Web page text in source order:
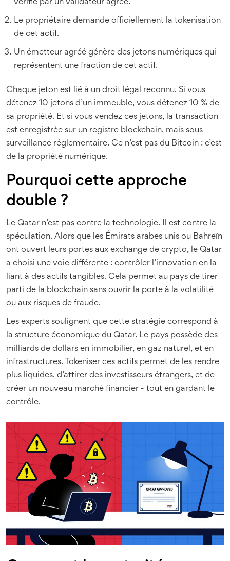
vérifié par un validateur agréé.
Le propriétaire demande officiellement la tokenisation
de cet actif.
Un émetteur agréé génère des jetons numériques qui
représentent une fraction de cet actif.
Chaque jeton est lié à un droit légal reconnu. Si vous
détenez 10 jetons d’un immeuble, vous détenez 10 % de
sa propriété. Et si vous vendez ces jetons, la transaction
est enregistrée sur un registre blockchain, mais sous
surveillance réglementaire. Ce n’est pas du Bitcoin : c’est
de la propriété numérique.
Pourquoi cette approche
double ?
Le Qatar n’est pas contre la technologie. Il est contre la
spéculation. Alors que les Émirats arabes unis ou Bahreïn
ont ouvert leurs portes aux exchange de crypto, le Qatar
a choisi une voie différente : contrôler l’innovation en la
liant à des actifs tangibles. Cela permet au pays de tirer
parti de la blockchain sans ouvrir la porte à la volatilité
ou aux risques de fraude.
Les experts soulignent que cette stratégie correspond à
la structure économique du Qatar. Le pays possède des
milliards de dollars en immobilier, en gaz naturel, et en
infrastructures. Tokeniser ces actifs permet de les rendre
plus liquides, d’attirer des investisseurs étrangers, et de
créer un nouveau marché financier - tout en gardant le
contrôle.